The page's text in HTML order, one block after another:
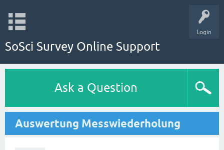
Login
SoSci Survey Online Support
Ask a Question
Auswertung Messwiederholung